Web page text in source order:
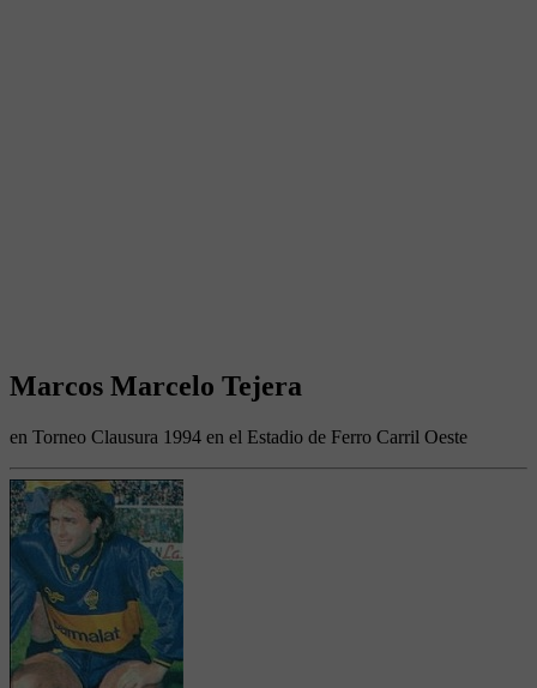
Marcos Marcelo Tejera
en Torneo Clausura 1994 en el Estadio de Ferro Carril Oeste